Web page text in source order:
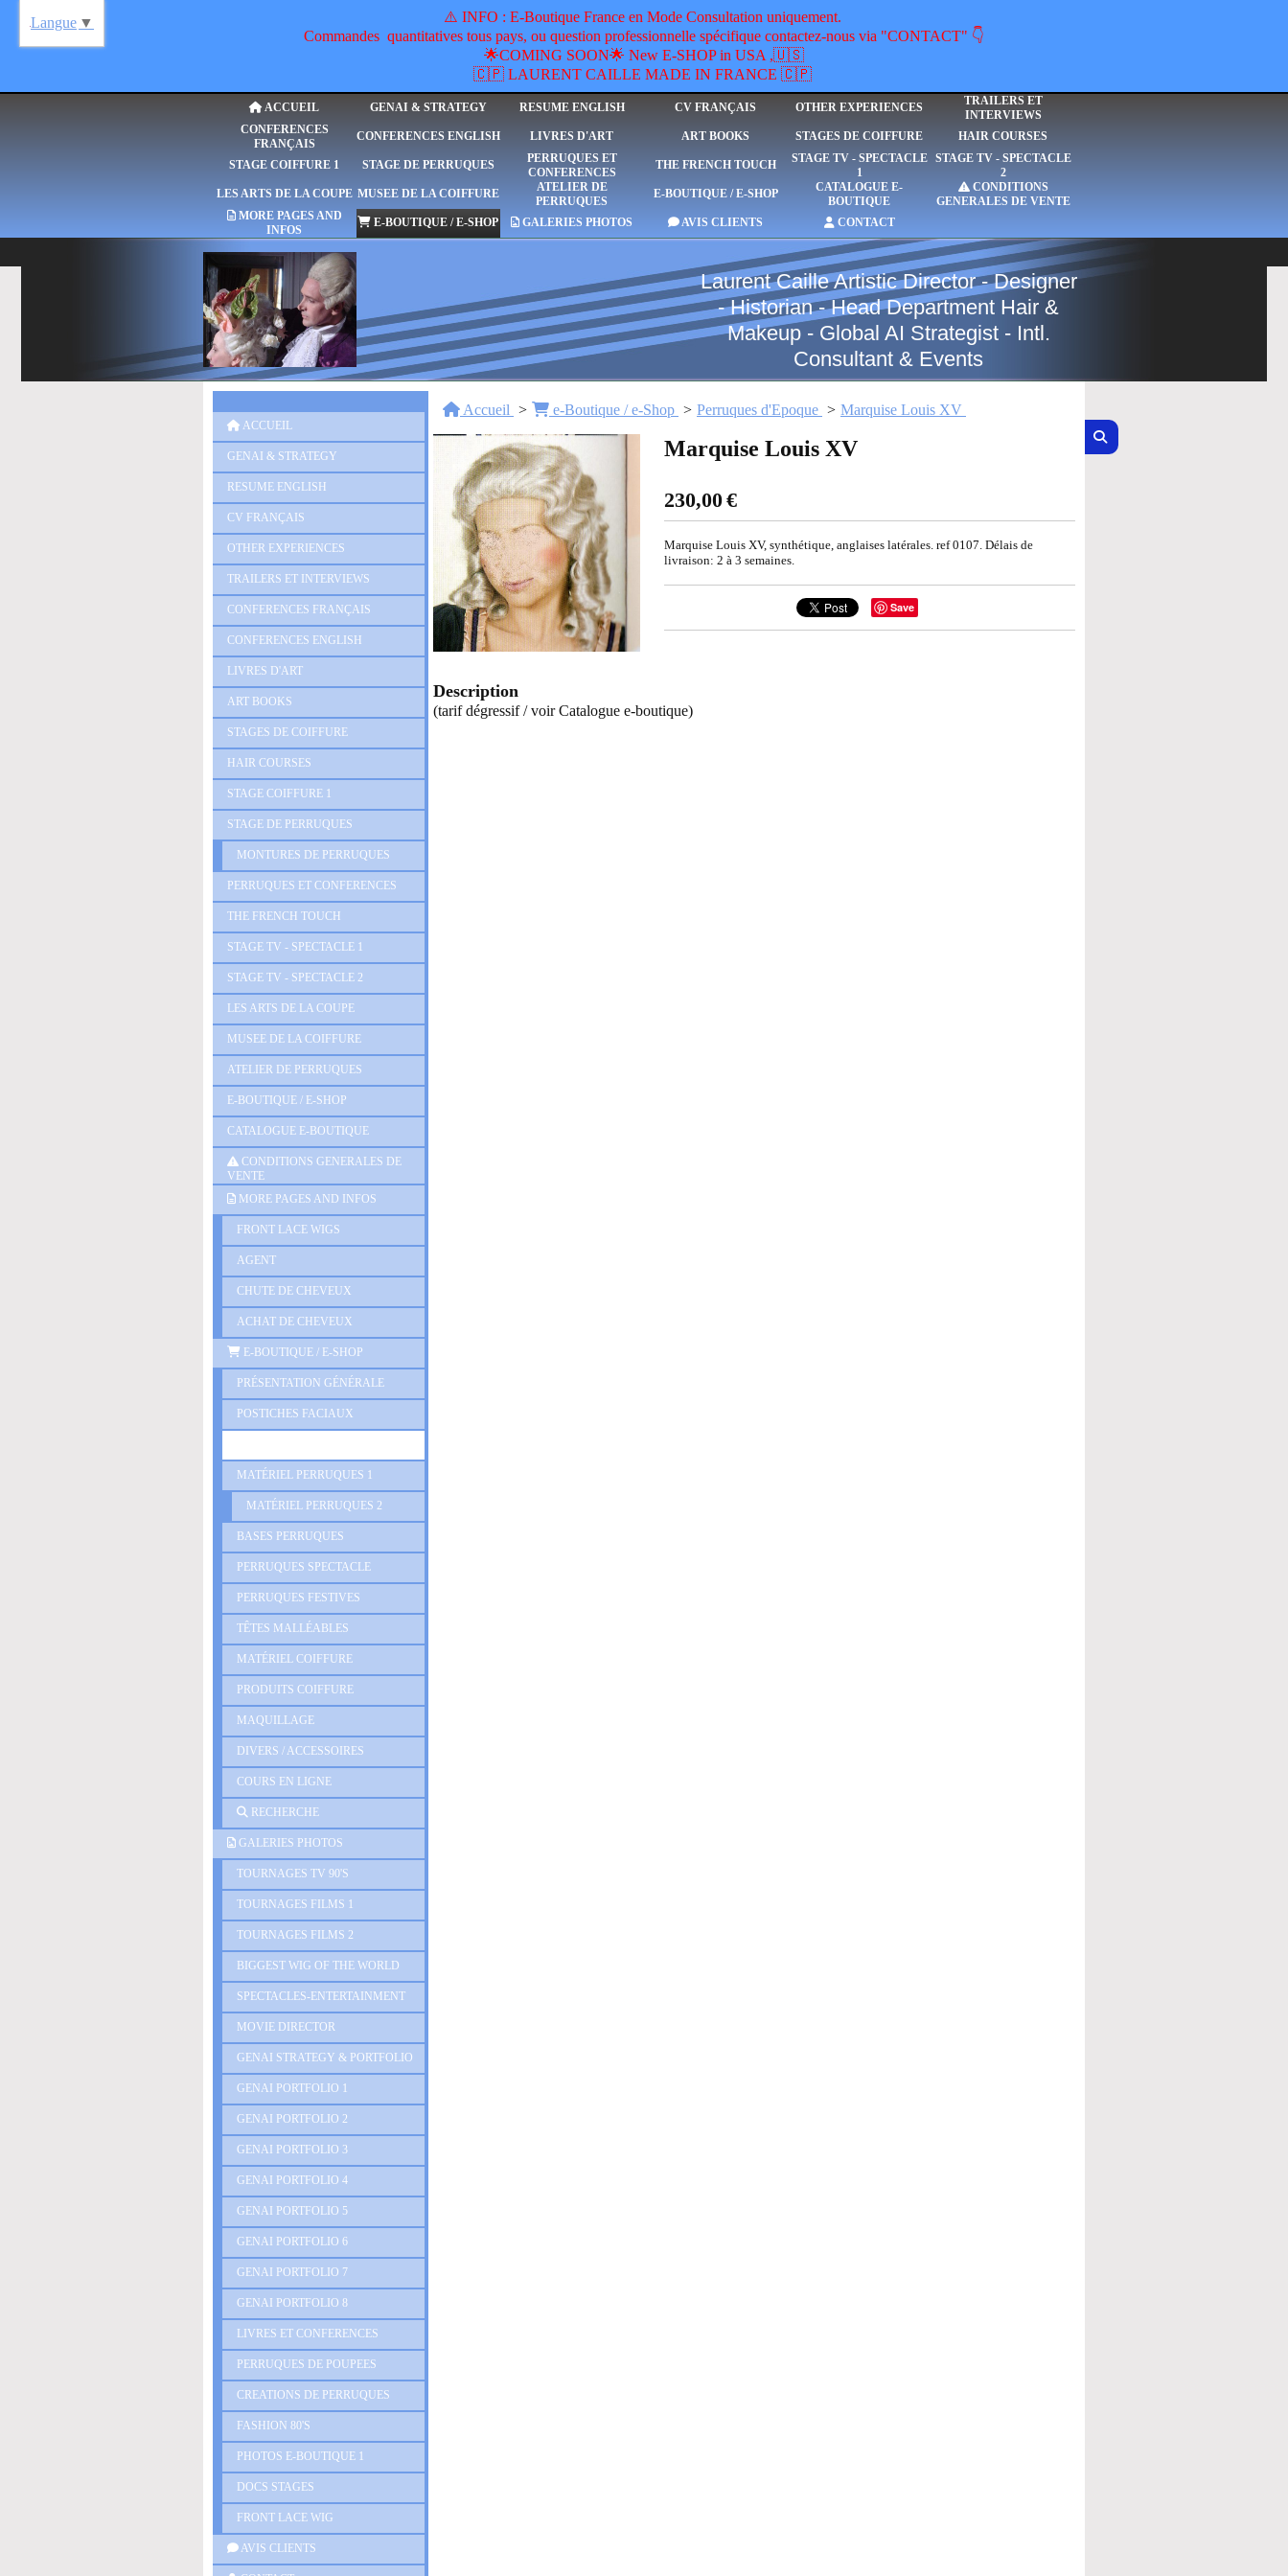
​⚠️ INFO : E-Boutique France en Mode Consultation uniquement.
Commandes quantitatives tous pays, ou question professionnelle spécifique contactez-nous via "CONTACT" 👇
🌟COMING SOON🌟 New E-SHOP in USA ,🇺🇸
🇨🇵 LAURENT CAILLE MADE IN FRANCE 🇨🇵
ACCUEIL GENAI & STRATEGY RESUME ENGLISH CV FRANÇAIS OTHER EXPERIENCES
TRAILERS ET
INTERVIEWS
CONFERENCES
FRANÇAIS
CONFERENCES ENGLISH LIVRES D'ART ART BOOKS STAGES DE COIFFURE HAIR COURSES
STAGE COIFFURE 1 STAGE DE PERRUQUES
PERRUQUES ET
CONFERENCES
THE FRENCH TOUCH
STAGE TV - SPECTACLE
1
STAGE TV - SPECTACLE
2
LES ARTS DE LA COUPE MUSEE DE LA COIFFURE
ATELIER DE
PERRUQUES
E-BOUTIQUE / E-SHOP
CATALOGUE E-
BOUTIQUE
CONDITIONS
GENERALES DE VENTE
MORE PAGES AND
INFOS
E-BOUTIQUE / E-SHOP GALERIES PHOTOS AVIS CLIENTS CONTACT
Laurent Caille Artistic Director - Designer
- Historian - Head Department Hair &
Makeup - Global AI Strategist - Intl.
Consultant & Events
ACCUEIL
GENAI & STRATEGY
RESUME ENGLISH
CV FRANÇAIS
OTHER EXPERIENCES
TRAILERS ET INTERVIEWS
CONFERENCES FRANÇAIS
CONFERENCES ENGLISH
LIVRES D'ART
ART BOOKS
STAGES DE COIFFURE
HAIR COURSES
STAGE COIFFURE 1
STAGE DE PERRUQUES
MONTURES DE PERRUQUES
PERRUQUES ET CONFERENCES
THE FRENCH TOUCH
STAGE TV - SPECTACLE 1
STAGE TV - SPECTACLE 2
LES ARTS DE LA COUPE
MUSEE DE LA COIFFURE
ATELIER DE PERRUQUES
E-BOUTIQUE / E-SHOP
CATALOGUE E-BOUTIQUE
CONDITIONS GENERALES DE
VENTE
MORE PAGES AND INFOS
FRONT LACE WIGS
AGENT
CHUTE DE CHEVEUX
ACHAT DE CHEVEUX
E-BOUTIQUE / E-SHOP
PRÉSENTATION GÉNÉRALE
POSTICHES FACIAUX
MATÉRIEL PERRUQUES 1
MATÉRIEL PERRUQUES 2
BASES PERRUQUES
PERRUQUES SPECTACLE
PERRUQUES FESTIVES
TÊTES MALLÉABLES
MATÉRIEL COIFFURE
PRODUITS COIFFURE
MAQUILLAGE
DIVERS / ACCESSOIRES
COURS EN LIGNE
RECHERCHE
GALERIES PHOTOS
TOURNAGES TV 90'S
TOURNAGES FILMS 1
TOURNAGES FILMS 2
BIGGEST WIG OF THE WORLD
SPECTACLES-ENTERTAINMENT
MOVIE DIRECTOR
GENAI STRATEGY & PORTFOLIO
GENAI PORTFOLIO 1
GENAI PORTFOLIO 2
GENAI PORTFOLIO 3
GENAI PORTFOLIO 4
GENAI PORTFOLIO 5
GENAI PORTFOLIO 6
GENAI PORTFOLIO 7
GENAI PORTFOLIO 8
LIVRES ET CONFERENCES
PERRUQUES DE POUPEES
CREATIONS DE PERRUQUES
FASHION 80'S
PHOTOS E-BOUTIQUE 1
DOCS STAGES
FRONT LACE WIG
AVIS CLIENTS
Accueil e-Boutique / e-Shop Perruques d'Epoque Marquise Louis XV
Marquise Louis XV
230,00€
Marquise Louis XV, synthétique, anglaises latérales. ref 0107. Délais de
livraison: 2 à 3 semaines.
Save
Description
(tarif dégressif / voir Catalogue e-boutique)
Langue ▼